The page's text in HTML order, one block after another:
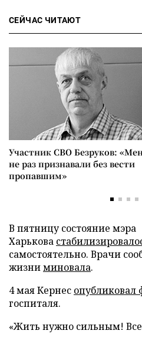
СЕЙЧАС ЧИТАЮТ
Участник СВО Безруков:
не раз признавали без вести
пропавшим»
В пятницу состояние мэра
Харькова
самостоятельно. Врачи
жизниминовала.
4 мая Кернес опубликовал
госпиталя.
«Жить нужно сильным!